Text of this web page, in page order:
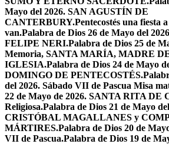
Mayo del 2026. SAN AGUSTÍN DE
CANTERBURY.Pentecostés una fiesta
van.Palabra de Dios 26 de Mayo del
FELIPE NERI.Palabra de Dios 25 de
Memoria, SANTA MARÍA, MADRE
IGLESIA.Palabra de Dios 24 de Mayo
DOMINGO DE PENTECOSTÉS.
del 2026. Sábado VII de Pascua Misa
22 de Mayo de 2026. SANTA RITA DE
Religiosa.Palabra de Dios 21 de Mayo
CRISTÓBAL MAGALLANES y
MÁRTIRES.Palabra de Dios 20 de
VII de Pascua.Palabra de Dios 19 de